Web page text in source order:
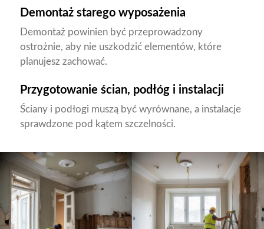
Demontaż starego wyposażenia
Demontaż powinien być przeprowadzony
ostrożnie, aby nie uszkodzić elementów, które
planujesz zachować.
Przygotowanie ścian, podłóg i instalacji
Ściany i podłogi muszą być wyrównane, a instalacje
sprawdzone pod kątem szczelności.